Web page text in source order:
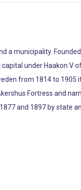
a municipality.
under Haakon V
from 1814 to
Fortress and
and 1897 by state